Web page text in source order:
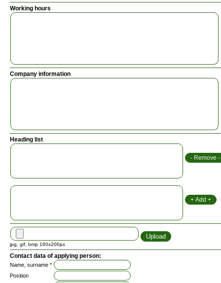
Working hours
Company information
Heading list
jpg, gif, bmp 160x200px
Contact data of applying person:
Name, surname *
Position